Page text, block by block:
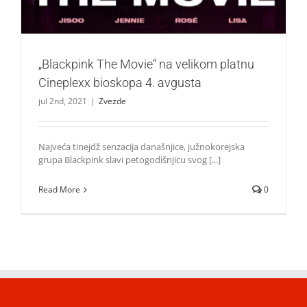
„Blackpink The Movie“ na velikom platnu
Cineplexx bioskopa 4. avgusta
jul 2nd, 2021 | Zvezde
Najveća tinejdž senzacija današnjice, južnokorejska
grupa Blackpink slavi petogodišnjicu svog [...]
Read More 0